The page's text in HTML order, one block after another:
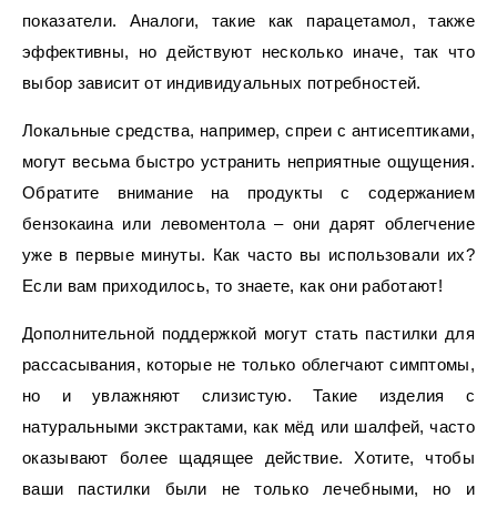
показатели. Аналоги, такие как парацетамол, также
эффективны, но действуют несколько иначе, так что
выбор зависит от индивидуальных потребностей.
Локальные средства, например, спреи с антисептиками,
могут весьма быстро устранить неприятные ощущения.
Обратите внимание на продукты с содержанием
бензокаина или левоментола – они дарят облегчение
уже в первые минуты. Как часто вы использовали их?
Если вам приходилось, то знаете, как они работают!
Дополнительной поддержкой могут стать пастилки для
рассасывания, которые не только облегчают симптомы,
но и увлажняют слизистую. Такие изделия с
натуральными экстрактами, как мёд или шалфей, часто
оказывают более щадящее действие. Хотите, чтобы
ваши пастилки были не только лечебными, но и